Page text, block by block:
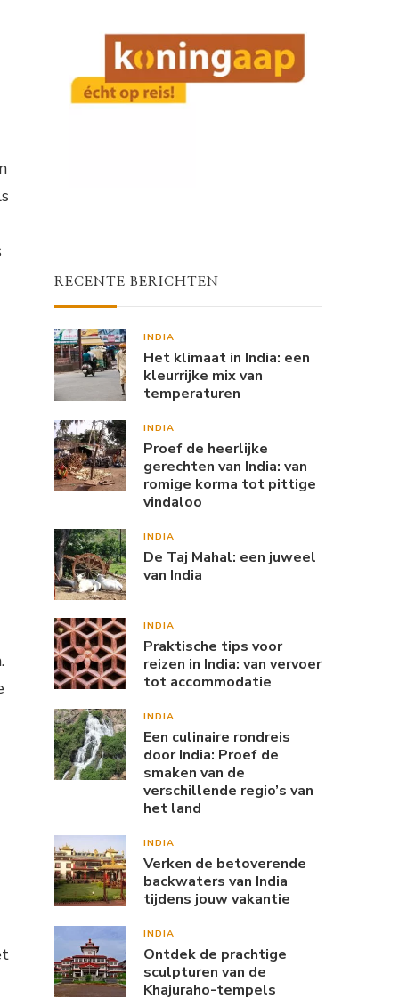
RECENTE BERICHTEN
INDIA
Het klimaat in India: een
kleurrijke mix van
temperaturen
INDIA
Proef de heerlijke
gerechten van India: van
romige korma tot pittige
vindaloo
INDIA
De Taj Mahal: een juweel
van India
INDIA
Praktische tips voor
reizen in India: van vervoer
tot accommodatie
INDIA
Een culinaire rondreis
door India: Proef de
smaken van de
verschillende regio’s van
het land
INDIA
Verken de betoverende
backwaters van India
tijdens jouw vakantie
INDIA
Ontdek de prachtige
sculpturen van de
Khajuraho-tempels